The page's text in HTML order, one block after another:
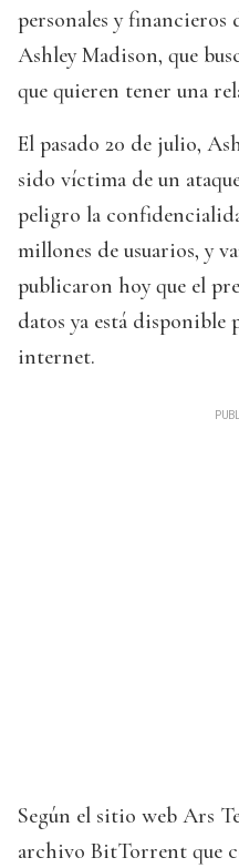
personales y financieros
Ashley Madison, que
que quieren tener una
El pasado 20 de julio,
sido víctima de un
peligro la
millones de usuarios, y
publicaron hoy que el
datos ya está disponible
internet.
Según el sitio web Ars
archivo BitTorrent que